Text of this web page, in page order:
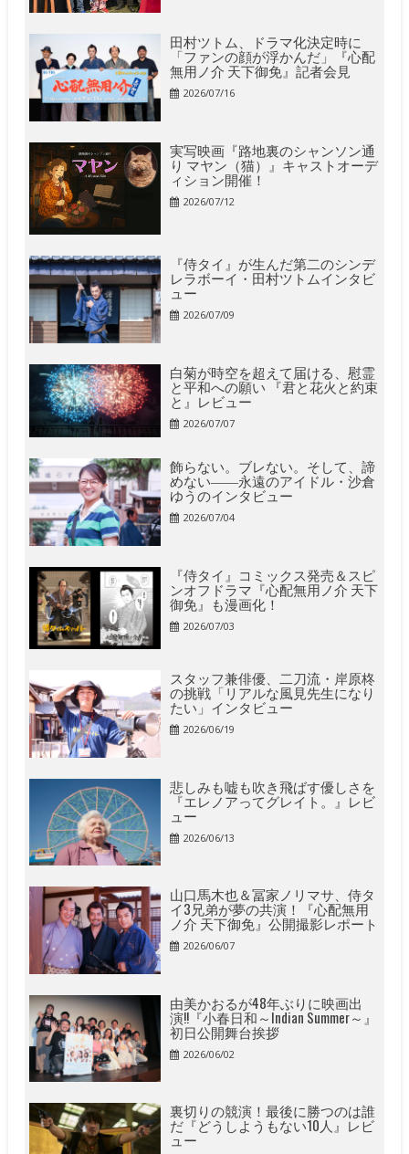
田村ツトム、ドラマ化決定時に
「ファンの顔が浮かんだ」『心配
無用ノ介 天下御免』記者会見
2026/07/16
実写映画『路地裏のシャンソン通
り マヤン（猫）』キャストオーデ
ィション開催！
2026/07/12
『侍タイ』が生んだ第二のシンデ
レラボーイ・田村ツトムインタビ
ュー
2026/07/09
白菊が時空を超えて届ける、慰霊
と平和への願い 『君と花火と約束
と』レビュー
2026/07/07
飾らない。ブレない。そして、諦
めない――永遠のアイドル・沙倉
ゆうのインタビュー
2026/07/04
『侍タイ』コミックス発売＆スピ
ンオフドラマ『心配無用ノ介 天下
御免』も漫画化！
2026/07/03
スタッフ兼俳優、二刀流・岸原柊
の挑戦「リアルな風見先生になり
たい」インタビュー
2026/06/19
悲しみも嘘も吹き飛ばす優しさを
『エレノアってグレイト。』レビ
ュー
2026/06/13
山口馬木也＆冨家ノリマサ、侍タ
イ3兄弟が夢の共演！『心配無用
ノ介 天下御免』公開撮影レポート
2026/06/07
由美かおるが48年ぶりに映画出
演!!『小春日和～Indian Summer～』
初日公開舞台挨拶
2026/06/02
裏切りの競演！最後に勝つのは誰
だ『どうしようもない10人』レビ
ュー